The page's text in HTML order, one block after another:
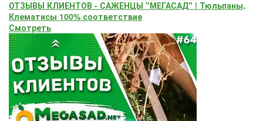
ОТЗЫВЫ КЛИЕНТОВ - САЖЕНЦЫ "МЕГАСАД" | Тюльпаны,
Клематисы 100% соответствие
Смотреть